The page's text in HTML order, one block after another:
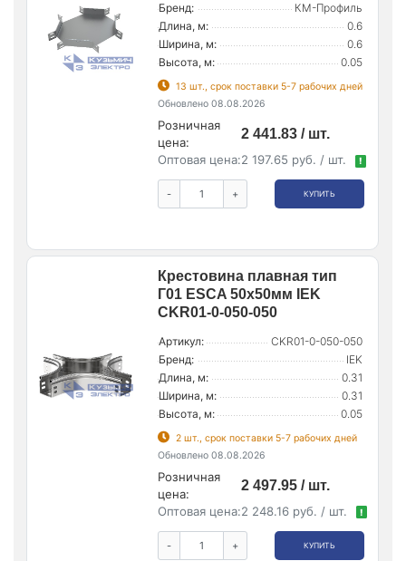
Бренд:
КМ-Профиль
Длина, м:
0.6
Ширина, м:
0.6
Высота, м:
0.05
13 шт., срок поставки 5-7 рабочих дней
Обновлено 08.08.2026
Розничная
цена:
2 441.83 / шт.
Оптовая цена:2 197.65 руб. / шт. !
- + КУПИТЬ
Крестовина плавная тип
Г01 ESCA 50х50мм IEK
CKR01-0-050-050
Артикул:
CKR01-0-050-050
Бренд:
IEK
Длина, м:
0.31
Ширина, м:
0.31
Высота, м:
0.05
2 шт., срок поставки 5-7 рабочих дней
Обновлено 08.08.2026
Розничная
цена:
2 497.95 / шт.
Оптовая цена:2 248.16 руб. / шт. !
- + КУПИТЬ